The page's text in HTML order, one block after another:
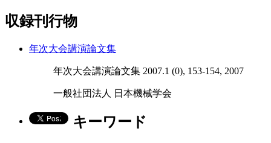
収録刊行物
年次大会講演論文集
年次大会講演論文集 2007.1 (0), 153-154, 2007
一般社団法人 日本機械学会
キーワード